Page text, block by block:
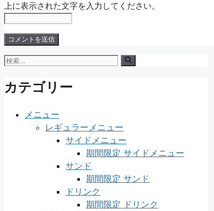
上に表示された文字を入力してください。
検
カテゴリー
メニュー
レギュラーメニュー
サイドメニュー
期間限定 サイドメニュー
サンド
期間限定 サンド
ドリンク
期間限定 ドリンク